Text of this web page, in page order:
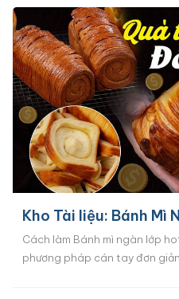
Kho Tài liệu: Bánh Mì
Cách làm Bánh mì ngàn lớp
phương pháp cán tay đơn